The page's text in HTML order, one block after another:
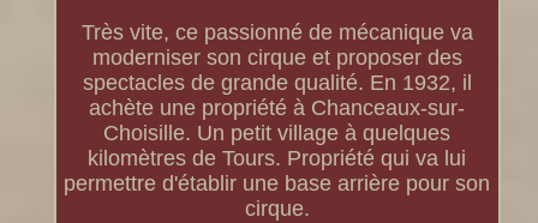
Très vite, ce passionné de mécanique va
moderniser son cirque et proposer des
spectacles de grande qualité. En 1932, il
achète une propriété à Chanceaux-sur-
Choisille. Un petit village à quelques
kilomètres de Tours. Propriété qui va lui
permettre d'établir une base arrière pour son
cirque.